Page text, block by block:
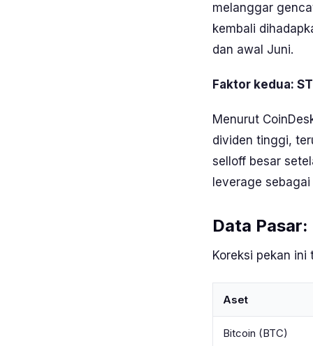
melanggar
kembali
dan awal Juni.
Faktor kedua:
Menurut
dividen tinggi,
selloff besar
leverage
Data
Koreksi pekan
Aset
Bitcoin (BTC)